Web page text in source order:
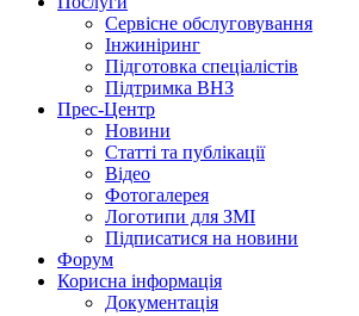
Сервісне обслуговування
Інжиніринг
Підготовка спеціалістів
Підтримка ВНЗ
Прес-Центр
Новини
Статті та публікації
Відео
Фотогалерея
Логотипи для ЗМІ
Підписатися на новини
Форум
Корисна інформація
Документація